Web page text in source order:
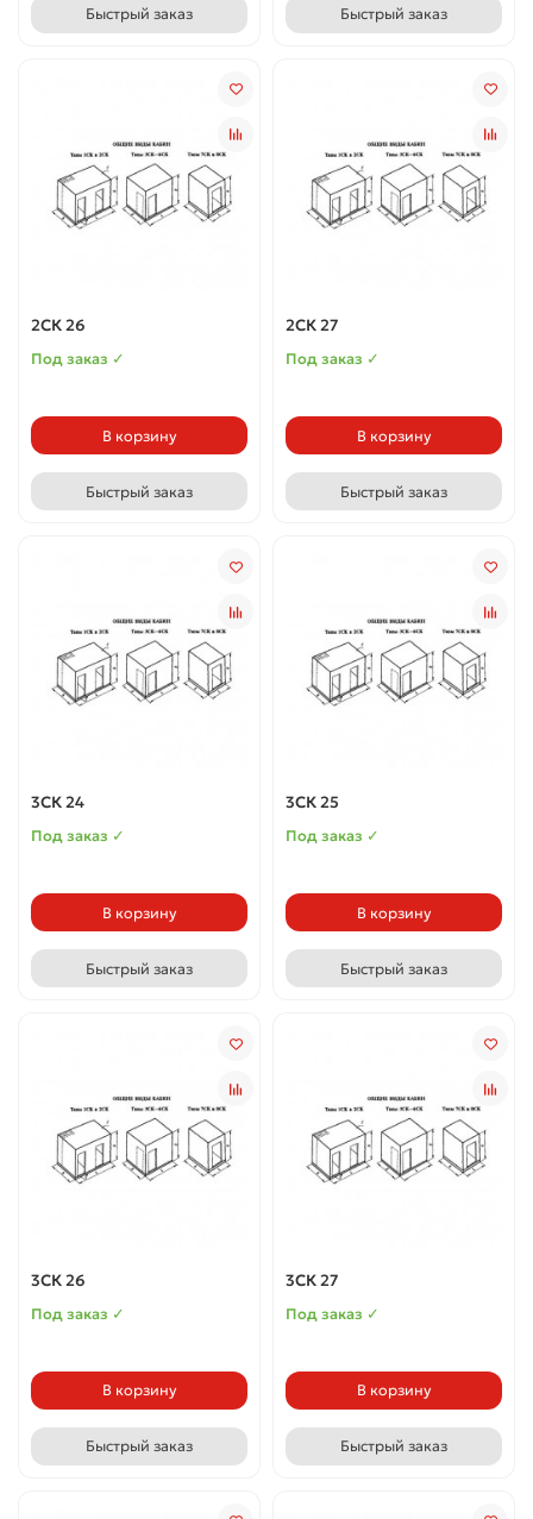
Быстрый заказ Быстрый заказ
2СК 26
Под заказ ✓
В корзину
Быстрый заказ
2СК 27
Под заказ ✓
В корзину
Быстрый заказ
3СК 24
Под заказ ✓
В корзину
Быстрый заказ
3СК 25
Под заказ ✓
В корзину
Быстрый заказ
3СК 26
Под заказ ✓
В корзину
Быстрый заказ
3СК 27
Под заказ ✓
В корзину
Быстрый заказ